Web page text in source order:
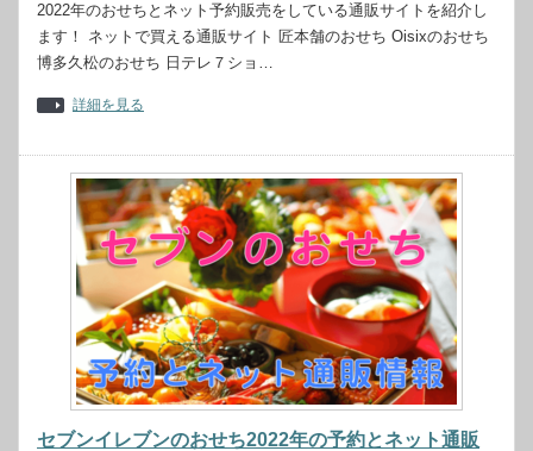
2022年のおせちとネット予約販売をしている通販サイトを紹介し
ます！ ネットで買える通販サイト 匠本舗のおせち Oisixのおせち
博多久松のおせち 日テレ７ショ…
詳細を見る
セブンイレブンのおせち2022年の予約とネット通販